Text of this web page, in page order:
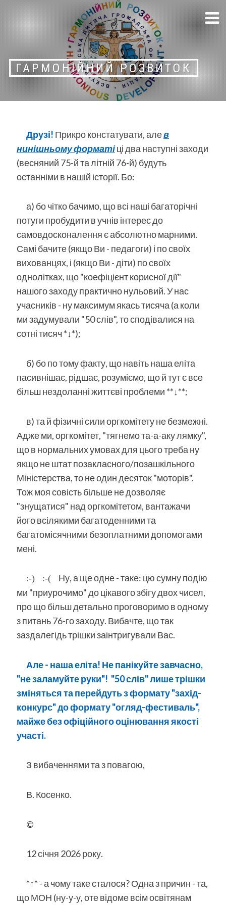
Skip
to
content
громадська організація
ГАРМОНІЙНИЙ РОЗВИТОК
Друзі! Прикро констатувати, алев
нинішньому форматіці два наступні заходи
(весняний 75-й та літній 76-й) будуть
останніми в нашій історії. Бо:
а) бо чітко бачимо, що всі наші багаторічні
потуги пробудити в учнів інтерес до
самовдосконалення є абсолютно марними.
Самі бачите (якщо Ви - педагоги) і по своїх
вихованцях, і (якщо Ви - діти) по своїх
однолітках, що "коефіцієнт корисної дії"
нашого заходу практично нульовий. У нас
учасників - ну максимум якась тисяча (а коли
ми задумували "50 слів", то сподівалися на
сотні тисяч *↓*);
б) бо по тому факту, що навіть наша еліта
пасивнішає, рідшає, розуміємо, що й тут є все
більш нездоланні життєві проблеми **↓**;
в) та й фізичні сили оргкомітету не безмежні.
Адже ми, оргкомітет, "тягнемо та-а-аку лямку",
що в нормальних умовах для цього треба ну
якщо не штат позакласного/позашкільного
Міністерства, то не один десяток "моторів".
Тож моя совість більше не дозволяє
"знущатися" над оргкомітетом, вантажачи
його всілякими багатоденними та
багатомісячними безоплатними допомогами
мені.
:-) :-( Ну, а ще одне - таке: цю сумну подію
ми "приурочимо" до цікавого збігу двох чисел,
про що більш детально проговоримо в одному
з питань 76-го заходу. Вибачте, що так
заздалегідь трішки заінтригували Вас.
Але - наша еліта! Не панікуйте завчасно,
"не заламуйте руки"! "50 слів" лише трішки
зміняться та перейдуть з формату "захід-
конкурс" до формату "огляд-фестиваль",
майже без офіційного оцінювання якості
участі.
З вибаченнями та з повагою,
В. Косенко.
©
12 січня 2026 року.
*↑* - а чому таке сталося? Одна з причин - та,
що МОН (ну-у-у, оте відоме всім освітянам